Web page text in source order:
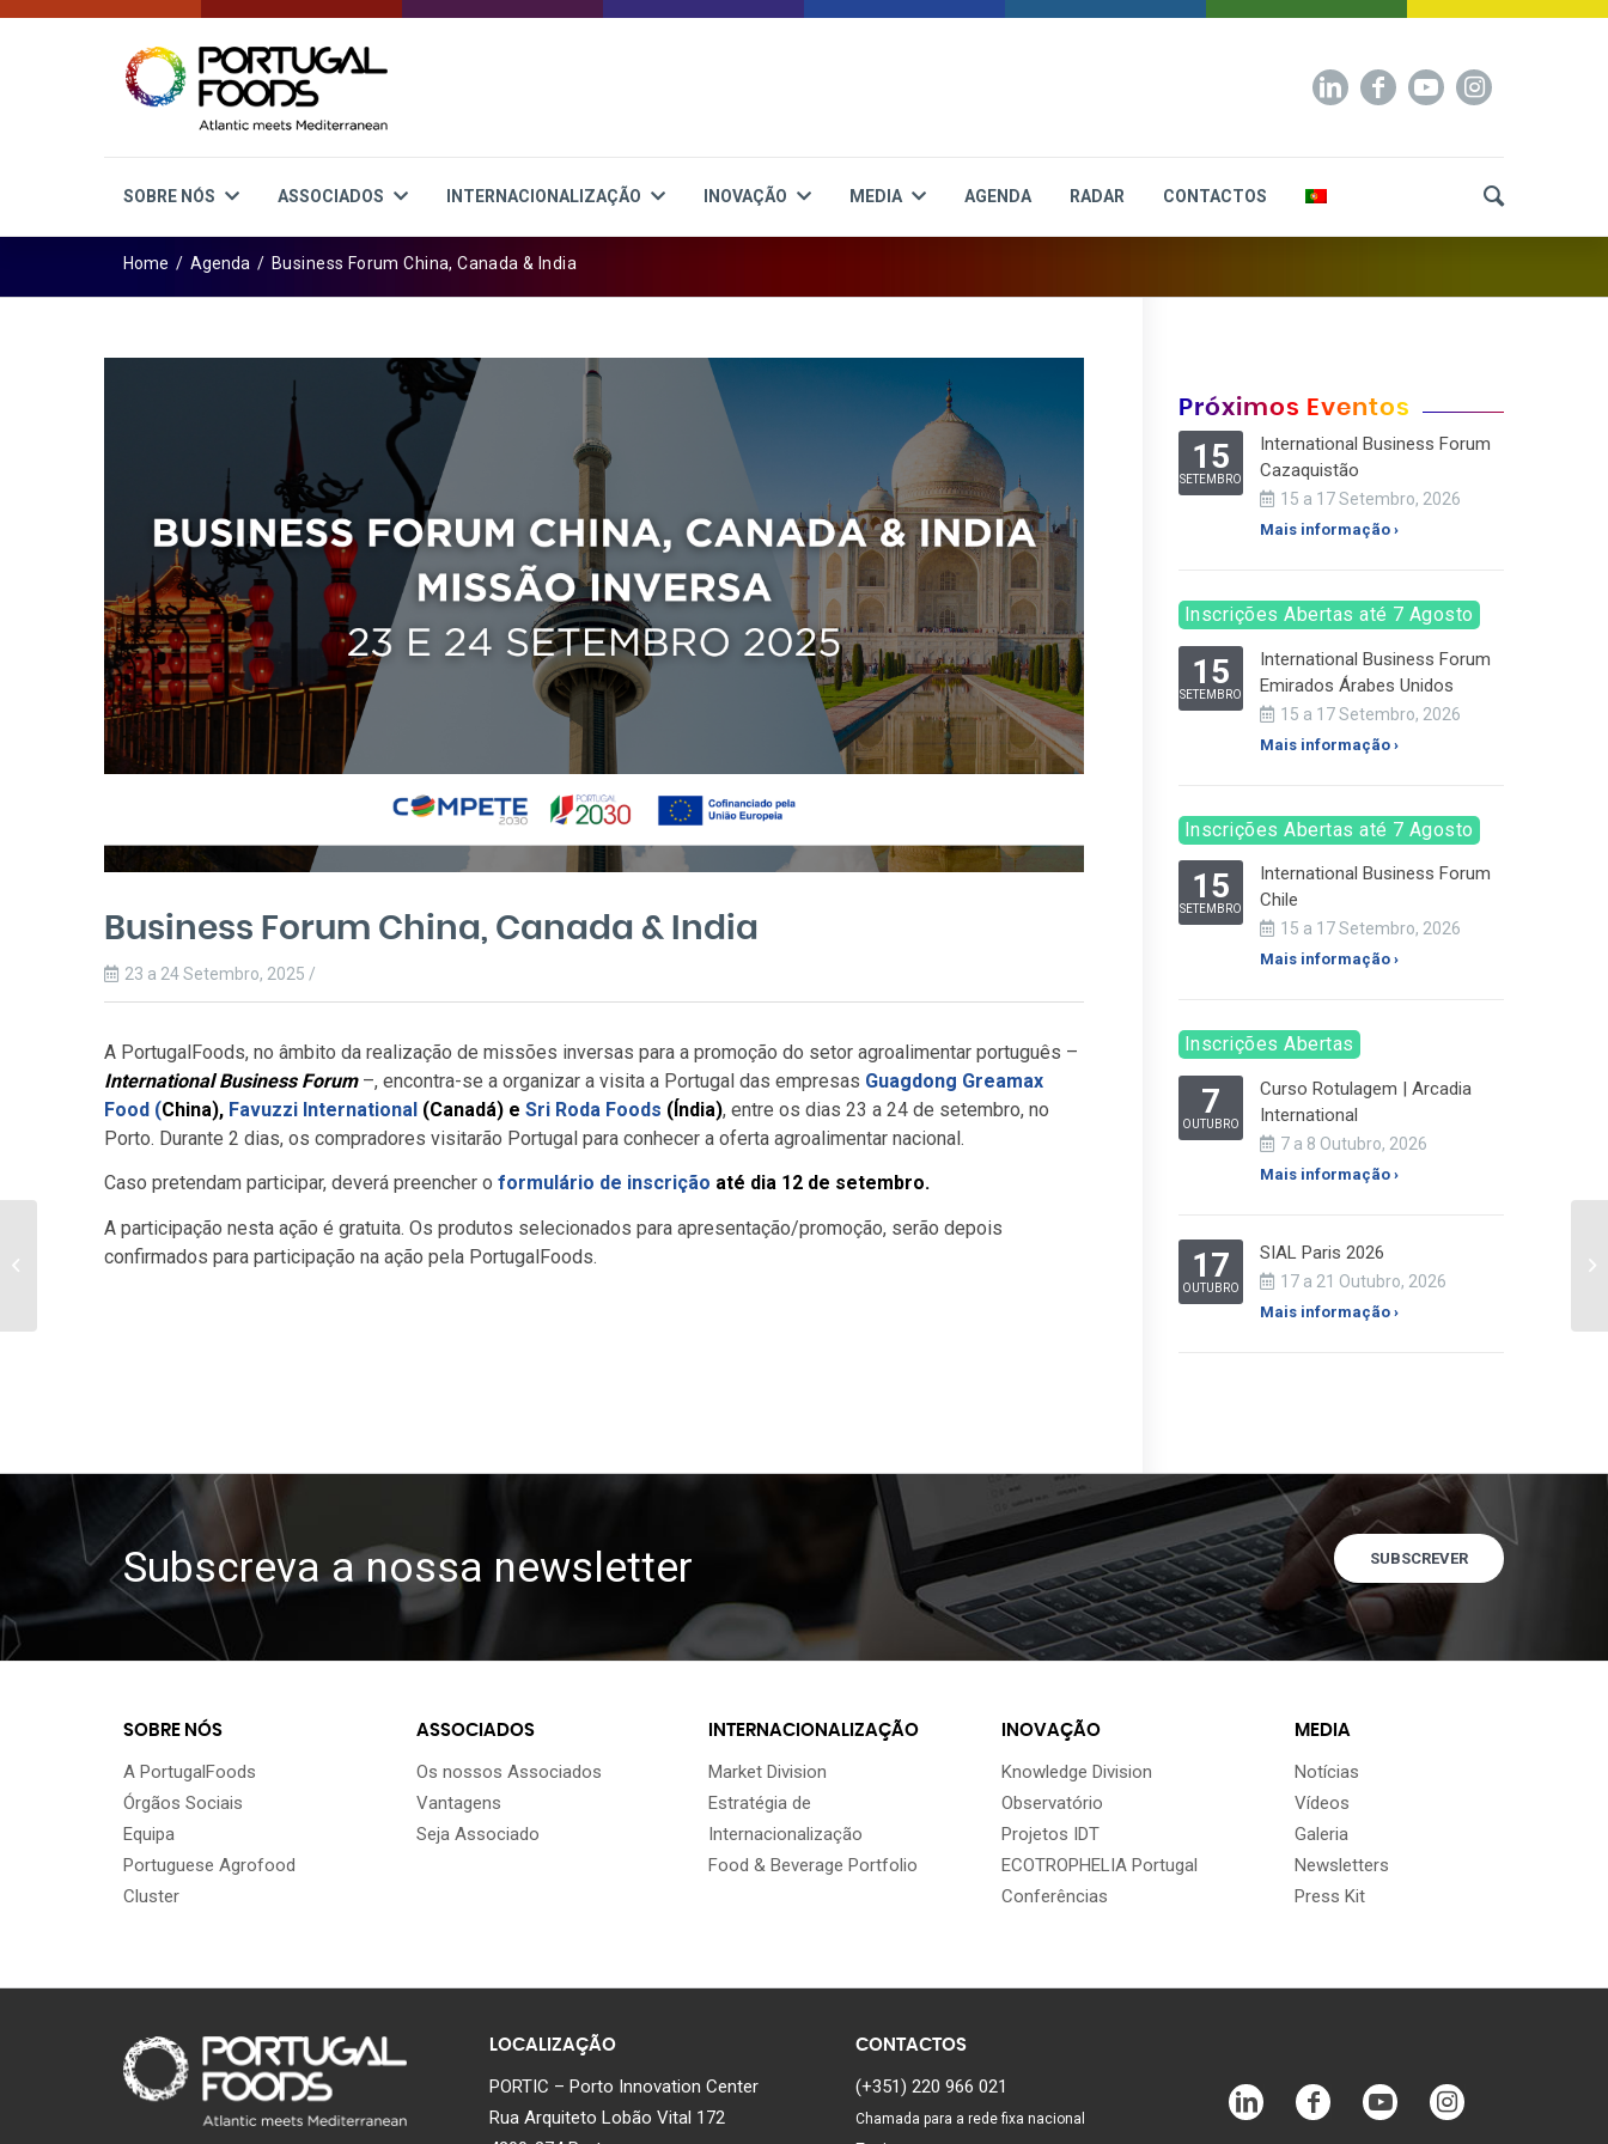
SOBRE NÓS ASSOCIADOS INTERNACIONALIZAÇÃO INOVAÇÃO MEDIA AGENDA RADAR CONTACTOS
Home / Agenda / Business Forum China, Canada & India
Business Forum China, Canada & India
23 a 24 Setembro, 2025 /
A PortugalFoods, no âmbito da realização de missões inversas para a promoção do setor agroalimentar português –
International Business Forum–, encontra-se a organizar a visita a Portugal das empresas Guagdong Greamax
Food (China), Favuzzi International (Canadá) e Sri Roda Foods (Índia), entre os dias 23 a 24 de setembro, no
Porto. Durante 2 dias, os compradores visitarão Portugal para conhecer a oferta agroalimentar nacional.
Caso pretendam participar, deverá preencher o formulário de inscrição até dia 12 de setembro.
A participação nesta ação é gratuita. Os produtos selecionados para apresentação/promoção, serão depois
confirmados para participação na ação pela PortugalFoods.
Próximos Eventos
15
SETEMBRO
International Business Forum
Cazaquistão
15 a 17 Setembro, 2026
Mais informação ›
Inscrições Abertas até 7 Agosto
15
SETEMBRO
International Business Forum
Emirados Árabes Unidos
15 a 17 Setembro, 2026
Mais informação ›
Inscrições Abertas até 7 Agosto
15
SETEMBRO
International Business Forum
Chile
15 a 17 Setembro, 2026
Mais informação ›
Inscrições Abertas
7
OUTUBRO
Curso Rotulagem | Arcadia
International
7 a 8 Outubro, 2026
Mais informação ›
17
OUTUBRO
SIAL Paris 2026
17 a 21 Outubro, 2026
Mais informação ›
Subscreva a nossa newsletter SUBSCREVER
SOBRE NÓS
A PortugalFoods
Órgãos Sociais
Equipa
Portuguese Agrofood
Cluster
ASSOCIADOS
Os nossos Associados
Vantagens
Seja Associado
INTERNACIONALIZAÇÃO
Market Division
Estratégia de
Internacionalização
Food & Beverage Portfolio
INOVAÇÃO
Knowledge Division
Observatório
Projetos IDT
ECOTROPHELIA Portugal
Conferências
MEDIA
Notícias
Vídeos
Galeria
Newsletters
Press Kit
LOCALIZAÇÃO
PORTIC – Porto Innovation Center
Rua Arquiteto Lobão Vital 172
CONTACTOS
(+351) 220 966 021
Chamada para a rede fixa nacional